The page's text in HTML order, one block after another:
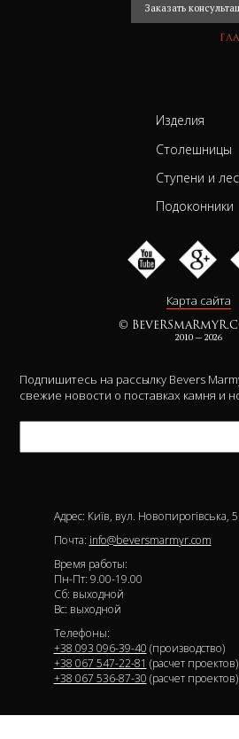
Заказать
Изделия
Столешницы
Ступени и
Подоконники
Карта сайта
©
2010 — 2026
Подпишитесь на рассылку Bevers
свежие новости о поставках камня и
Адрес: Київ, вул. Новопирогівська,
Почта: info@beversmarmyr.com
Время работы:
Пн-Пт: 9.00-19.00
Сб: выходной
Вс: выходной
Телефоны:
+38 093 096-39-40 (производство)
+38 067 547-22-81 (расчет проектов)
+38 067 536-87-30 (расчет проектов)